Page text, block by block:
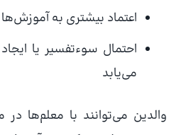
اعتماد بیشتری به
احتمال سوءتفسیر یا
می‌یابد
والدین می‌توانند با معلم‌ها